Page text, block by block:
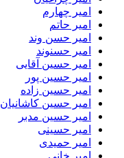
امیر چهارم
امیر حاتم
امیر حسن وند
امیر حسنوند
امیر حسین آقایی
امیر حسین پور
امیر حسین زاده
امیر حسین کاشانیان
امیر حسین مدبر
امیر حسینی
امیر حمیدی
امیر خانی